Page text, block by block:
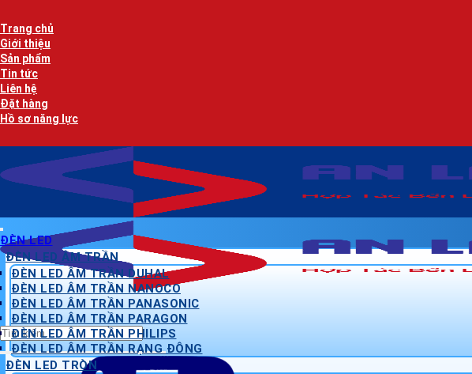
qua
nội
dung
Trang chủ
Giới thiệu
Sản phẩm
Tin tức
Liên hệ
Đặt hàng
Hồ sơ năng lực
Tìm
kiếm:
ĐÈN LED
ĐÈN LED ÂM TRẦN
ĐÈN LED ÂM TRẦN DUHAL
ĐÈN LED ÂM TRẦN NANOCO
ĐÈN LED ÂM TRẦN PANASONIC
ĐÈN LED ÂM TRẦN PARAGON
ĐÈN LED ÂM TRẦN PHILIPS
ĐÈN LED ÂM TRẦN RẠNG ĐÔNG
ĐÈN LED TRÒN